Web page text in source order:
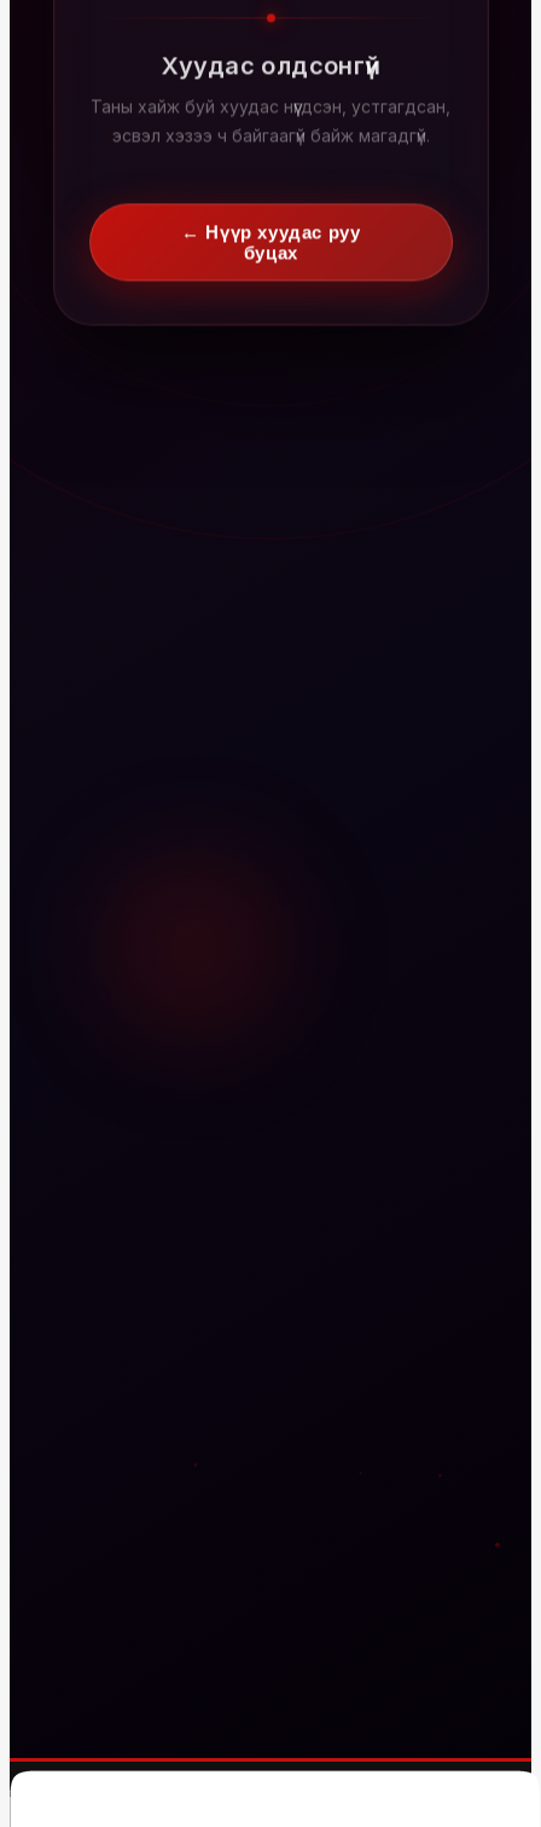
Хуудас олдсонгүй
Таны хайж буй хуудас нүүгдсэн, устгагдсан,
эсвэл хэзээ ч байгаагүй байж магадгүй.
← Нүүр хуудас руу
буцах